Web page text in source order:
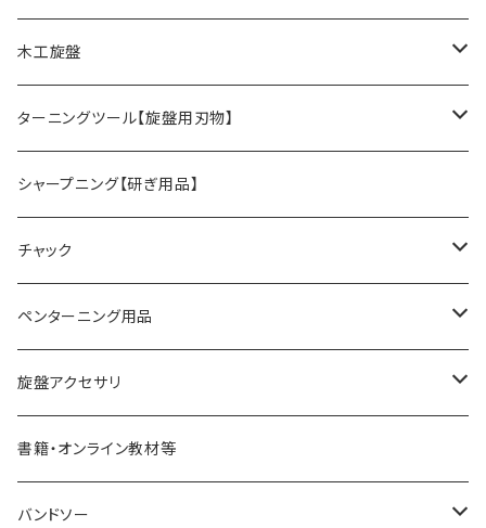
木工旋盤
旋盤オプションパーツ
ターニングツール【旋盤用刃物】
HSSツール
ACUTUS
NaCT
替刃式ツール
リングツール
コアリングツール
ホローイングツール
ハンドル
シャープニング【研ぎ用品】
チャック
4爪スクロールチャック
真空チャッキング用品
ペンターニング用品
ペン金具キット
ペンメイキングツール
旋盤アクセサリ
センター類
フェイスプレート
書籍・オンライン教材等
バンドソー